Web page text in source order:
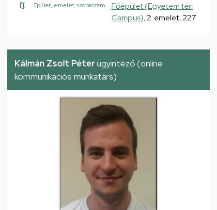
Épület, emelet, szobaszám
Főépület (Egyetem téri
Campus), 2. emelet, 227
Kálmán Zsolt Péterügyintéző (online
kommunikációs munkatárs)